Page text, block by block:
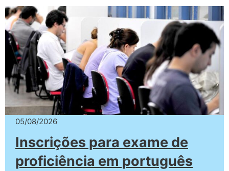
05/08/2026
Inscrições para exame de
proficiência em português